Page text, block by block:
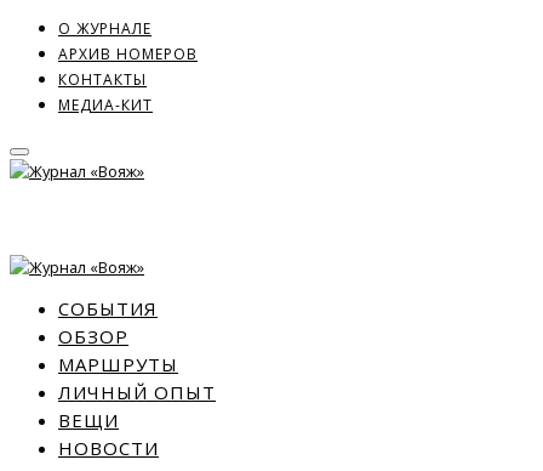
О ЖУРНАЛЕ
АРХИВ НОМЕРОВ
КОНТАКТЫ
МЕДИА-КИТ
СОБЫТИЯ
ОБЗОР
МАРШРУТЫ
ЛИЧНЫЙ ОПЫТ
ВЕЩИ
НОВОСТИ